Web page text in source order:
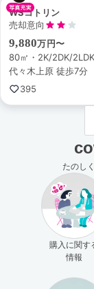
WSコトリン
売却意向
9,880万円〜
80㎡・2K/2DK/2LDK
代々木上原 徒歩7分
395
たのし
購入に関す
情報